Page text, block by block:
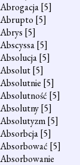
Abrogacja[5]
Abrupto [5]
Abrys [5]
Abscyssa[5]
Absolucja[5]
Absolut[5]
Absolutnie [5]
Absolutność [5]
Absolutny[5]
Absolutyzm[5]
Absorbcja[5]
Absorbować [5]
Absorbowanie